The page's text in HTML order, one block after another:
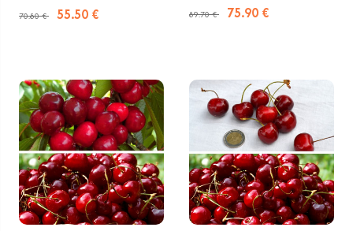
70.80 € 55.50 € 89.70 € 75.90 €